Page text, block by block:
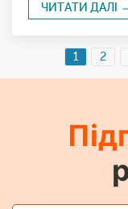
ЧИТАТИ ДАЛІ
1 2